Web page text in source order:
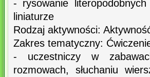
- rysowanie
liniaturze
Rodzaj aktywności:
Zakres tematyczny:
- uczestniczy w
rozmowach, słuchaniu